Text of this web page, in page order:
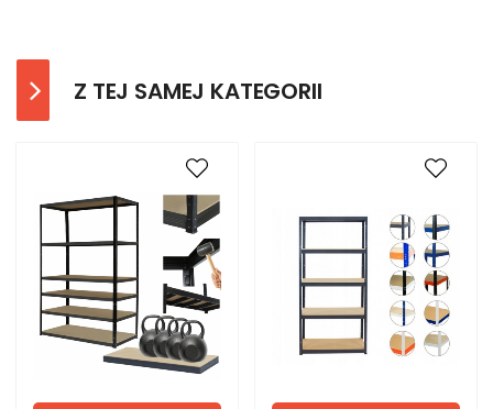
Z TEJ SAMEJ KATEGORII